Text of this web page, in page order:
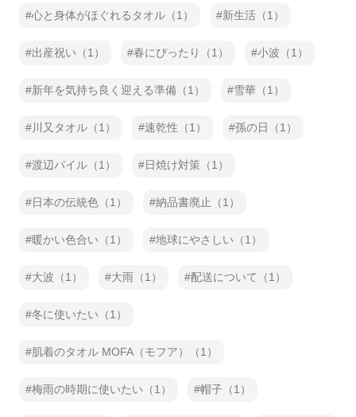
心と身体がほぐれるタオル（1） 新生活（1）
出産祝い（1） 春にぴったり（1） 小波（1）
新年を気持ち良く迎える準備（1） 雪華（1）
川又タオル（1） 速乾性（1） 孫の日（1）
渡辺パイル（1） 日焼け対策（1）
日本の伝統色（1） 納品書廃止（1）
暖かい色合い（1） 地球にやさしい（1）
大波（1） 大雨（1） 配送について（1）
冬に使いたい（1）
肌着のタオル MOFA（モフア）（1）
梅雨の時期に使いたい（1） 帽子（1）